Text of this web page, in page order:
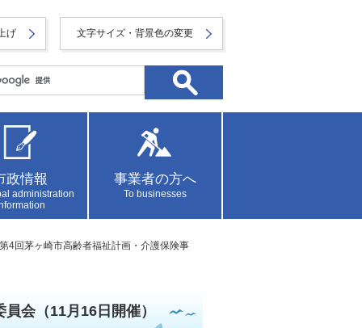
げ 文字サイズ・背景色の変更
政情報
administration
事業者の方へ
To businesses
4回茅ヶ崎市高齢者福祉計画・介護保険事
会（11月16日開催）